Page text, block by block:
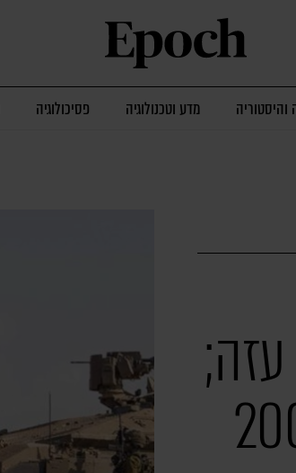
מדע וטכנולוגיה פסיכולוגיה
מעל 200